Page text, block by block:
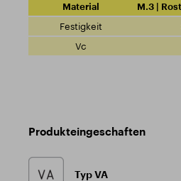
M.3 |
Produkteingeschaften
Typ VA